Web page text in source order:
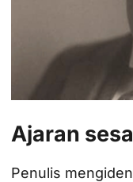
Ajaran
Penulis